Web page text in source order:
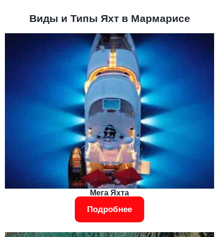
Виды и Типы Яхт в Мармарисе
Мега Яхта
Подробнее